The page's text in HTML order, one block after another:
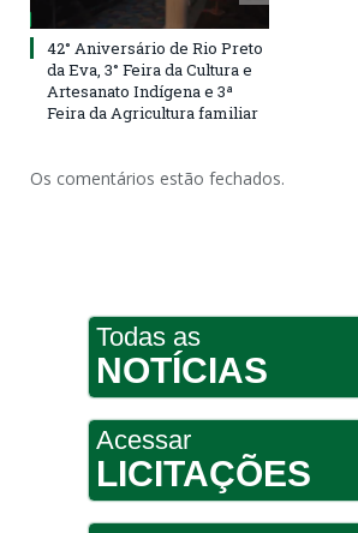
42° Aniversário de Rio Preto
da Eva, 3° Feira da Cultura e
Artesanato Indígena e 3ª
Feira da Agricultura familiar
Os comentários estão fechados.
Todas as
NOTÍCIAS
Acessar
LICITAÇÕES